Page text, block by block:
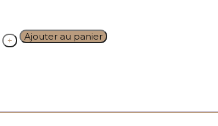
Ajouter au panier